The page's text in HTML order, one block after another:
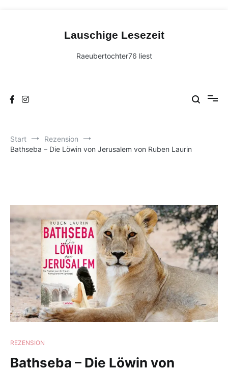
Lauschige Lesezeit
Raeubertochter76 liest
Start
Rezension
Bathseba – Die Löwin von Jerusalem von Ruben Laurin
REZENSION
Bathseba – Die Löwin von